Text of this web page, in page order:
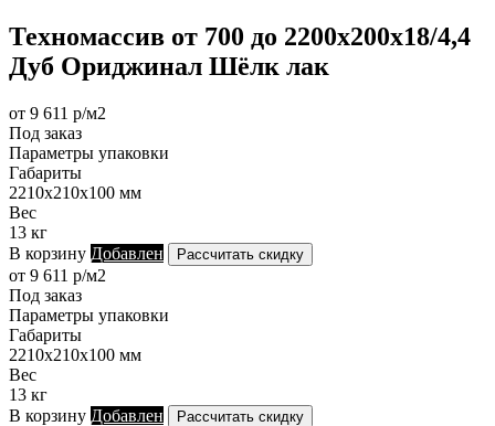
Техномассив от 700 до 2200х200х18/4,4
Дуб Ориджинал Шёлк лак
от 9 611 р/м2
Под заказ
Параметры упаковки
Габариты
2210х210х100 мм
Вес
13 кг
В корзину Добавлен Рассчитать скидку
от 9 611 р/м2
Под заказ
Параметры упаковки
Габариты
2210х210х100 мм
Вес
13 кг
В корзину Добавлен Рассчитать скидку